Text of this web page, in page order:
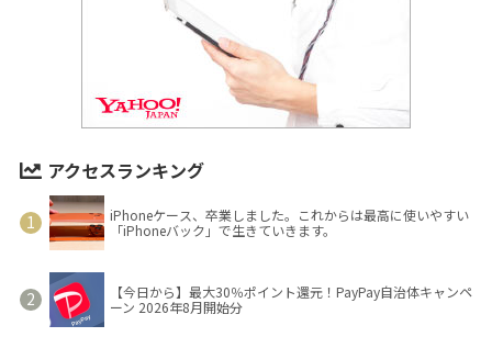
アクセスランキング
iPhoneケース、卒業しました。これからは最高に使いやすい
「iPhoneバック」で生きていきます。
【今日から】最大30％ポイント還元！PayPay自治体キャンペ
ーン 2026年8月開始分